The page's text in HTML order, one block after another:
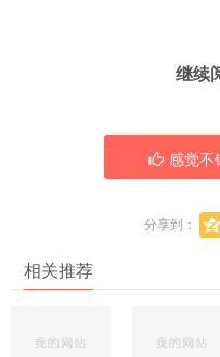
继续
感觉不
分享到：
相关推荐